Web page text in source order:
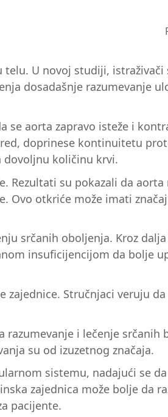
U novoj studiji, istraživači
dosadašnje razumevanje
se aorta zapravo isteže i
doprinese kontinuitetu
dovoljnu količinu krvi.
su pokazali da aorta
Ovo otkriće može imati
srčanih oboljenja. Kroz
insuficijencijom da bolje
Stručnjaci veruju da
i lečenje srčanih
su od izuzetnog značaja.
sistemu, nadajući se
zajednica može bolje da
pacijente.